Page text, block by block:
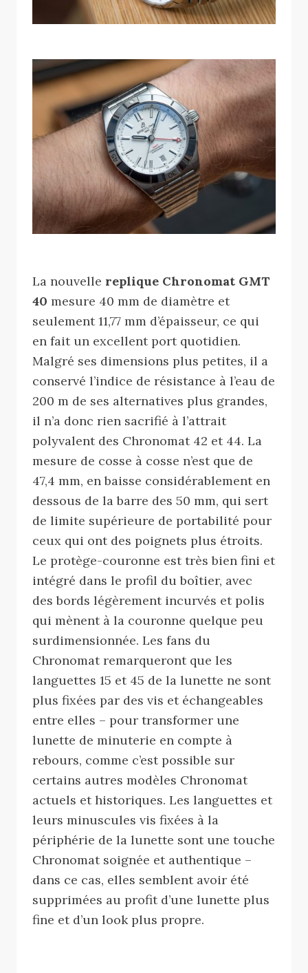
La nouvelle replique Chronomat GMT
40 mesure 40 mm de diamètre et
seulement 11,77 mm d’épaisseur, ce qui
en fait un excellent port quotidien.
Malgré ses dimensions plus petites, il a
conservé l’indice de résistance à l’eau de
200 m de ses alternatives plus grandes,
il n’a donc rien sacrifié à l’attrait
polyvalent des Chronomat 42 et 44. La
mesure de cosse à cosse n’est que de
47,4 mm, en baisse considérablement en
dessous de la barre des 50 mm, qui sert
de limite supérieure de portabilité pour
ceux qui ont des poignets plus étroits.
Le protège-couronne est très bien fini et
intégré dans le profil du boîtier, avec
des bords légèrement incurvés et polis
qui mènent à la couronne quelque peu
surdimensionnée. Les fans du
Chronomat remarqueront que les
languettes 15 et 45 de la lunette ne sont
plus fixées par des vis et échangeables
entre elles – pour transformer une
lunette de minuterie en compte à
rebours, comme c’est possible sur
certains autres modèles Chronomat
actuels et historiques. Les languettes et
leurs minuscules vis fixées à la
périphérie de la lunette sont une touche
Chronomat soignée et authentique –
dans ce cas, elles semblent avoir été
supprimées au profit d’une lunette plus
fine et d’un look plus propre.